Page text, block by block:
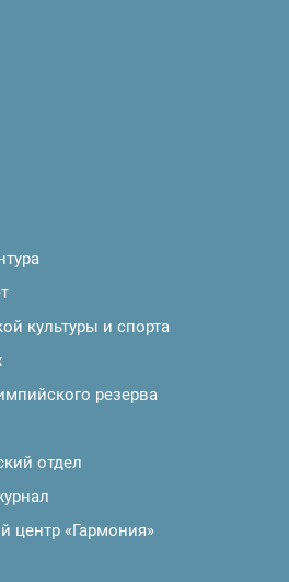
культуры и спорта
резерва
отдел
центр «Гармония»